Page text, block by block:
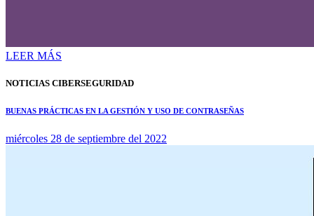
LEER MÁS
NOTICIAS CIBERSEGURIDAD
BUENAS PRÁCTICAS EN LA GESTIÓN Y USO DE CONTRASEÑAS
miércoles 28 de septiembre del 2022